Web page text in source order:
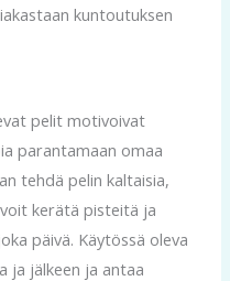
kuntoutuksen
pelit motivoivat
parantamaan omaa
tehdä pelin kaltaisia,
kerätä pisteitä ja
päivä. Käytössä oleva
ja jälkeen ja antaa